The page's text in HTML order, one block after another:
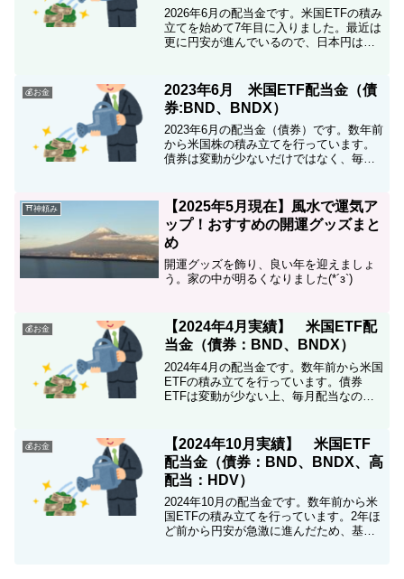
2026年6月の配当金です。米国ETFの積み
立てを始めて7年目に入りました。最近は
更に円安が進んでいるので、日本円は投
しています。全世界、高配当ETFは、3か
月に1回の配当で、まとまったお金が振り
込まれるので、ちょっとしたボーナス気
分です(´▽｀*)
💰お金
2023年6月 米国ETF配当金（債
券:BND、BNDX）
2023年6月の配当金（債券）です。数年前
から米国株の積み立てを行っています。
債券は変動が少ないだけではなく、毎月
買い増してみました。
⛩神頼み
【2025年5月現在】風水で運気ア
ップ！おすすめの開運グッズまと
め
開運グッズを飾り、良い年を迎えましょ
う。家の中が明るくなりました(*´з`)
💰お金
【2024年4月実績】 米国ETF配
当金（債券：BND、BNDX）
2024年4月の配当金です。数年前から米国
ETFの積み立てを行っています。債券
ETFは変動が少ない上、毎月配当なので
りました。コツコツと投資、前向きにな
れます
💰お金
【2024年10月実績】 米国ETF
配当金（債券：BND、BNDX、高
配当：HDV）
2024年10月の配当金です。数年前から米
国ETFの積み立てを行っています。2年ほ
ど前から円安が急激に進んだため、基本